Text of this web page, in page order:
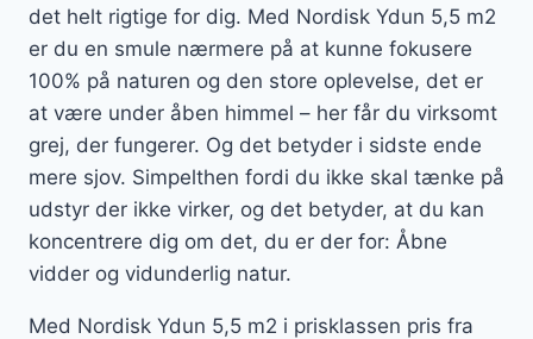
det helt rigtige for dig. Med Nordisk Ydun 5,5 m2
er du en smule nærmere på at kunne fokusere
100% på naturen og den store oplevelse, det er
at være under åben himmel – her får du virksomt
grej, der fungerer. Og det betyder i sidste ende
mere sjov. Simpelthen fordi du ikke skal tænke på
udstyr der ikke virker, og det betyder, at du kan
koncentrere dig om det, du er der for: Åbne
vidder og vidunderlig natur.
Med Nordisk Ydun 5,5 m2 i prisklassen pris fra